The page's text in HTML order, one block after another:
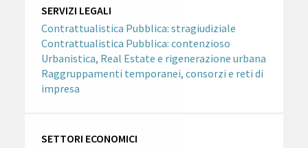
SERVIZI LEGALI
Contrattualistica Pubblica: stragiudiziale
Contrattualistica Pubblica: contenzioso
Urbanistica, Real Estate e rigenerazione urbana
Raggruppamenti temporanei, consorzi e reti di
impresa
SETTORI ECONOMICI